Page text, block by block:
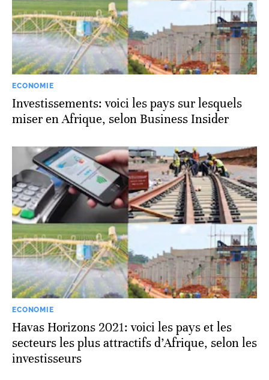
ECONOMIE
Investissements: voici les pays sur lesquels
miser en Afrique, selon Business Insider
ECONOMIE
Havas Horizons 2021: voici les pays et les
secteurs les plus attractifs d’Afrique, selon les
investisseurs